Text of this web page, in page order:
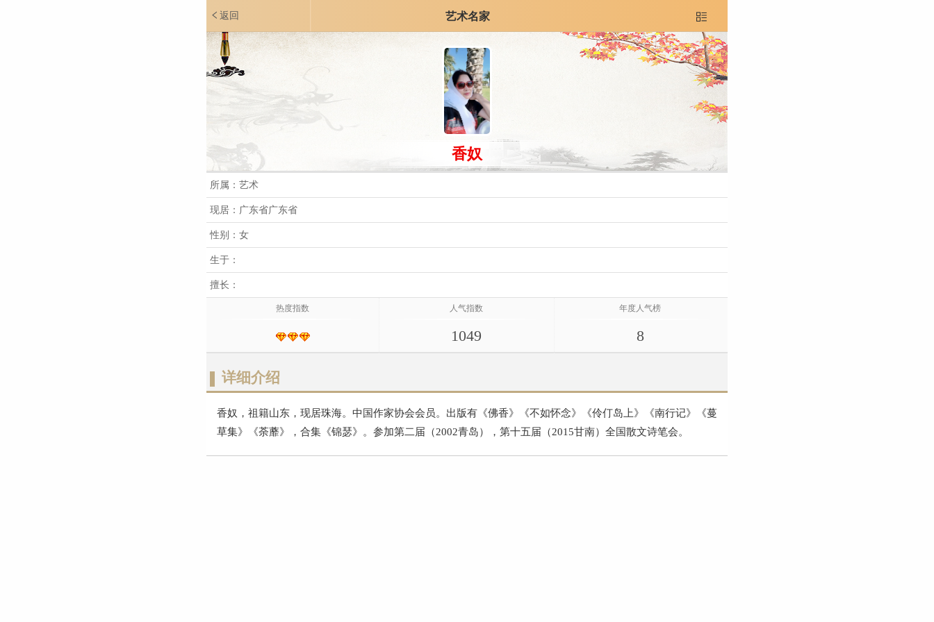
返回 艺术名家 
香奴
所属：艺术
现居：广东省广东省
性别：女
生于：
擅长：
热度指数 人气指数
1049
年度人气榜
8
详细介绍
香奴，祖籍山东，现居珠海。中国作家协会会员。出版有《佛香》《不如怀念》《伶仃岛上》《南行记》《蔓
草集》《荼蘼》，合集《锦瑟》。参加第二届（2002青岛），第十五届（2015甘南）全国散文诗笔会。